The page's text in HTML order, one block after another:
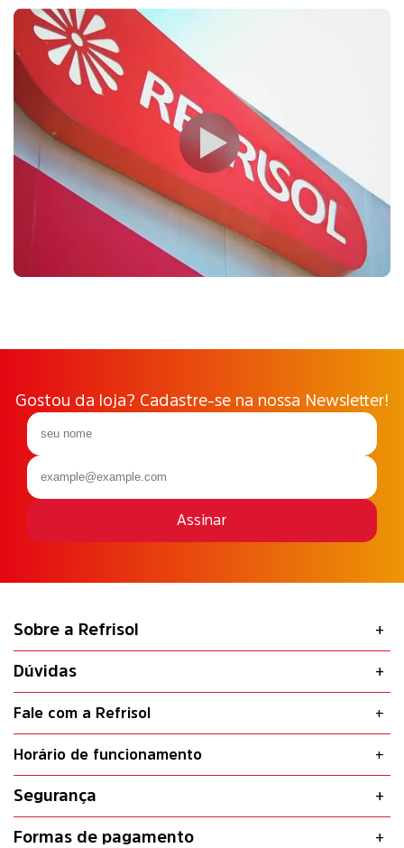
Gostou da loja? Cadastre-se na nossa Newsletter!
Assinar
Sobre a Refrisol
Dúvidas
Fale com a Refrisol
Horário de funcionamento
Segurança
Formas de pagamento